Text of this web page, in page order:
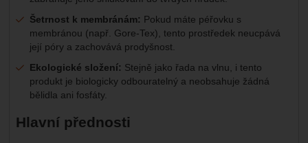
Šetrnost k membránám: Pokud máte péřovku s
membránou (např. Gore-Tex), tento prostředek neucpává
její póry a zachovává prodyšnost.
Ekologické složení: Stejně jako řada na vlnu, i tento
produkt je biologicky odbouratelný a neobsahuje žádná
bělidla ani fosfáty.
Hlavní přednosti